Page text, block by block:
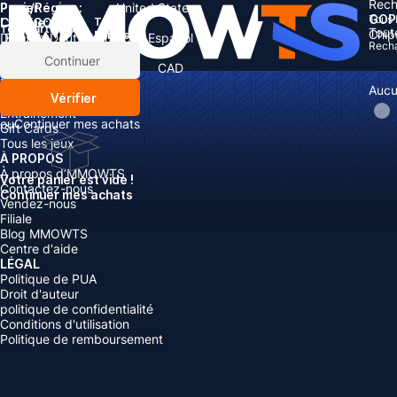
Tous
Pays/Région :
United States
Langue:
English Deutsch FrançaisEspañol
EUR
CAD
AUD
Panier
Total articles
Total:
Rabais: -
Continuer
Vérifier
ouContinuer mes achats
Votre panier est vide !
Continuer mes achats
CATÉGORIES
Devise
Boosting
Recharger
Comptes
Entraînement
Gift Cards
Tous les jeux
À PROPOS
À propos d’MMOWTS
Contactez-nous
Vendez-nous
Filiale
Blog MMOWTS
Centre d'aide
LÉGAL
Politique de PUA
Droit d'auteur
politique de confidentialité
Conditions d'utilisation
Politique de remboursement